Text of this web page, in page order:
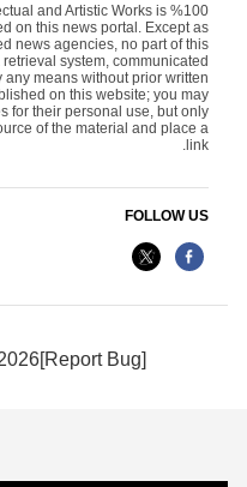
and Artistic Works is %100
on this news portal. Except as
news agencies, no part of this
retrieval system, communicated
any means without prior written
on this website; you may
for their personal use, but only
of the material and place a
link.
FOLLOW US
05:10:19 #1.11#